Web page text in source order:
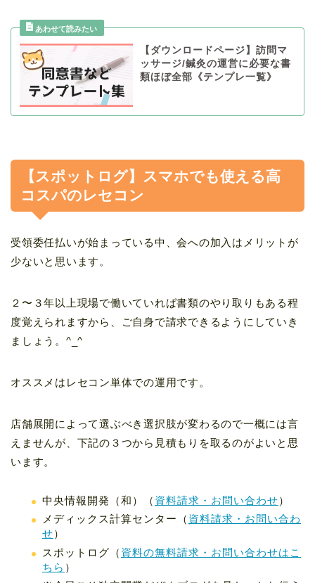
【ダウンロードページ】訪問マ
ッサージ/鍼灸の運営に必要な書
類ほぼ全部《テンプレ一覧》
【スポットログ】スマホでも使える高
コスパのレセコン
受領委任払いが始まっている中、会への加入はメリットが
少ないと思います。
２〜３年以上現場で働いていれば書類のやり取りもある程
度覚えられますから、ご自身で請求できるようにしていき
ましょう。^_^
オススメはレセコン単体での運用です。
店舗展開によって選ぶべき選択肢が変わるので一概には言
えませんが、下記の３つから見積もりを取るのがよいと思
います。
中央情報開発（和）（ 資料請求・お問い合わせ）
メディックス計算センター（ 資料請求・お問い合わ
せ）
スポットログ（ 資料の無料請求・お問い合わせはこ
ちら ）